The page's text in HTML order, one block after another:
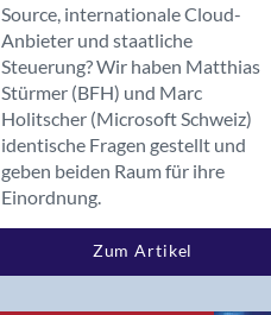
Source, internationale Cloud-
Anbieter und staatliche
Steuerung? Wir haben Matthias
Stürmer (BFH) und Marc
Holitscher (Microsoft Schweiz)
identische Fragen gestellt und
geben beiden Raum für ihre
Einordnung.
Zum Artikel